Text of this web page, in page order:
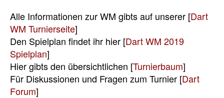
Alle Informationen zur WM gibts auf unserer [Dart
WM Turnierseite]
Den Spielplan findet ihr hier [Dart WM 2019
Spielplan]
Hier gibts den übersichtlichen [Turnierbaum]
Für Diskussionen und Fragen zum Turnier [Dart
Forum]